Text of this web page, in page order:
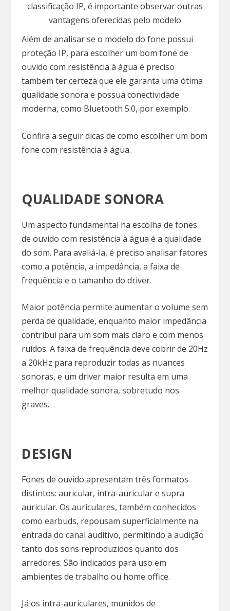
classificação IP, é importante observar outras
vantagens oferecidas pelo modelo
Além de analisar se o modelo do fone possui
proteção IP, para escolher um bom fone de
ouvido com resistência à água é preciso
também ter certeza que ele garanta uma ótima
qualidade sonora e possua conectividade
moderna, como Bluetooth 5.0, por exemplo.
Confira a seguir dicas de como escolher um bom
fone com resistência à água.
QUALIDADE SONORA
Um aspecto fundamental na escolha de fones
de ouvido com resistência à água é a qualidade
do som. Para avaliá-la, é preciso analisar fatores
como a potência, a impedância, a faixa de
frequência e o tamanho do driver.
Maior potência permite aumentar o volume sem
perda de qualidade, enquanto maior impedância
contribui para um som mais claro e com menos
ruídos. A faixa de frequência deve cobrir de 20Hz
a 20kHz para reproduzir todas as nuances
sonoras, e um driver maior resulta em uma
melhor qualidade sonora, sobretudo nos
graves.
DESIGN
Fones de ouvido apresentam três formatos
distintos: auricular, intra-auricular e supra
auricular. Os auriculares, também conhecidos
como earbuds, repousam superficialmente na
entrada do canal auditivo, permitindo a audição
tanto dos sons reproduzidos quanto dos
arredores. São indicados para uso em
ambientes de trabalho ou home office.
Já os intra-auriculares, munidos de